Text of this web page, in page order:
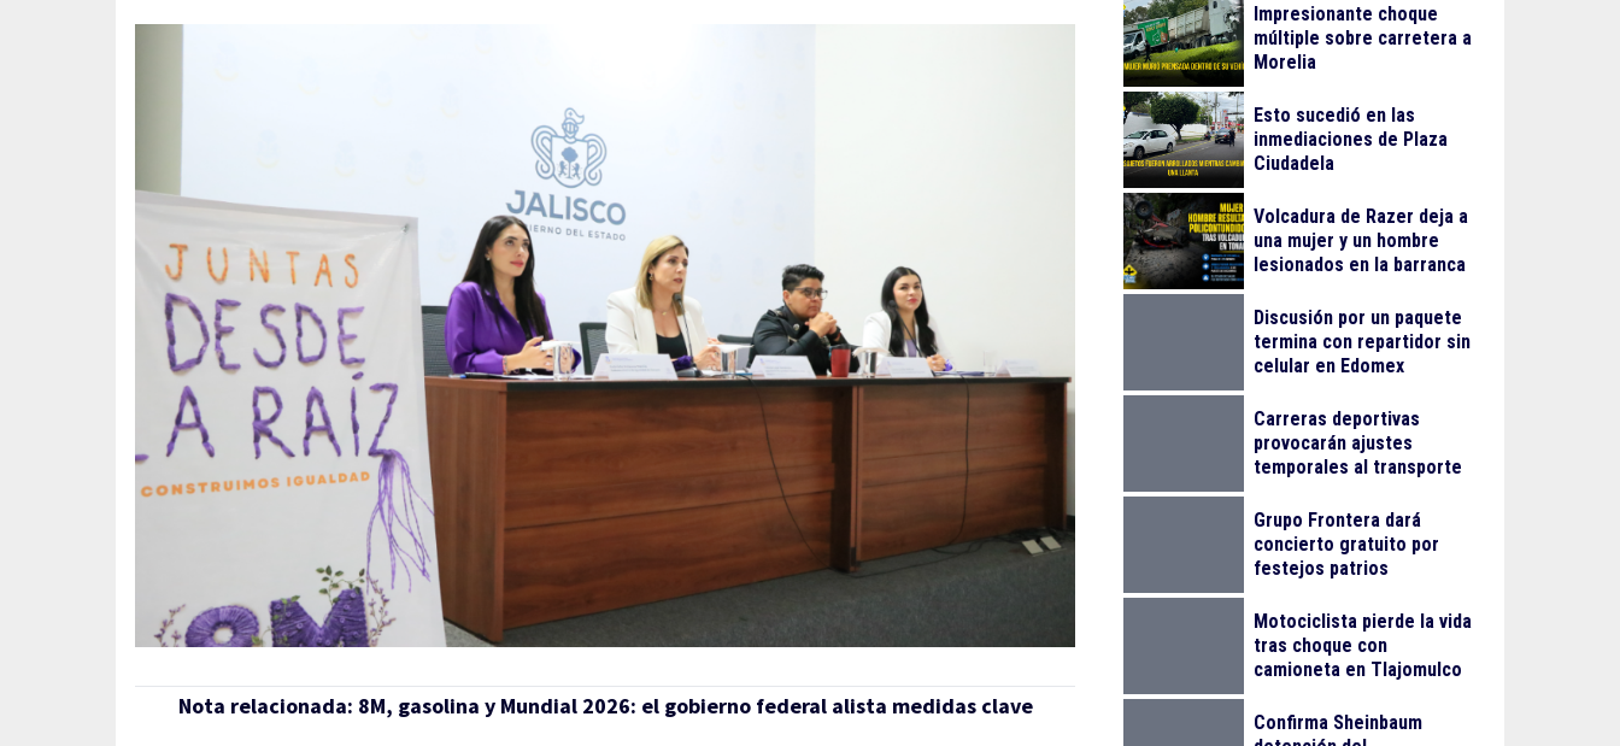
Nota relacionada: 8M, gasolina y Mundial 2026: el gobierno federal alista medidas clave
Impresionante choque
múltiple sobre carretera a
Morelia
Esto sucedió en las
inmediaciones de Plaza
Ciudadela
Volcadura de Razer deja a
una mujer y un hombre
lesionados en la barranca
Discusión por un paquete
termina con repartidor sin
celular en Edomex
Carreras deportivas
provocarán ajustes
temporales al transporte
Grupo Frontera dará
concierto gratuito por
festejos patrios
Motociclista pierde la vida
tras choque con
camioneta en Tlajomulco
Confirma Sheinbaum